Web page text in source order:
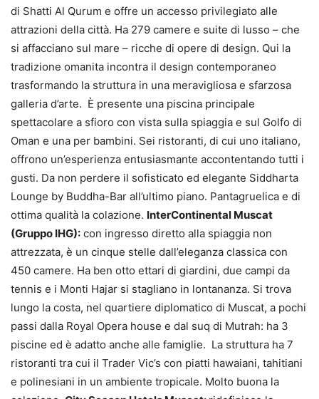
di Shatti Al Qurum e offre un accesso privilegiato alle
attrazioni della città. Ha 279 camere e suite di lusso – che
si affacciano sul mare – ricche di opere di design. Qui la
tradizione omanita incontra il design contemporaneo
trasformando la struttura in una meravigliosa e sfarzosa
galleria d’arte. È presente una piscina principale
spettacolare a sfioro con vista sulla spiaggia e sul Golfo di
Oman e una per bambini. Sei ristoranti, di cui uno italiano,
offrono un’esperienza entusiasmante accontentando tutti i
gusti. Da non perdere il sofisticato ed elegante Siddharta
Lounge by Buddha-Bar all’ultimo piano. Pantagruelica e di
ottima qualità la colazione. InterContinental Muscat
(Gruppo IHG): con ingresso diretto alla spiaggia non
attrezzata, è un cinque stelle dall’eleganza classica con
450 camere. Ha ben otto ettari di giardini, due campi da
tennis e i Monti Hajar si stagliano in lontananza. Si trova
lungo la costa, nel quartiere diplomatico di Muscat, a pochi
passi dalla Royal Opera house e dal suq di Mutrah: ha 3
piscine ed è adatto anche alle famiglie. La struttura ha 7
ristoranti tra cui il Trader Vic’s con piatti hawaiani, tahitiani
e polinesiani in un ambiente tropicale. Molto buona la